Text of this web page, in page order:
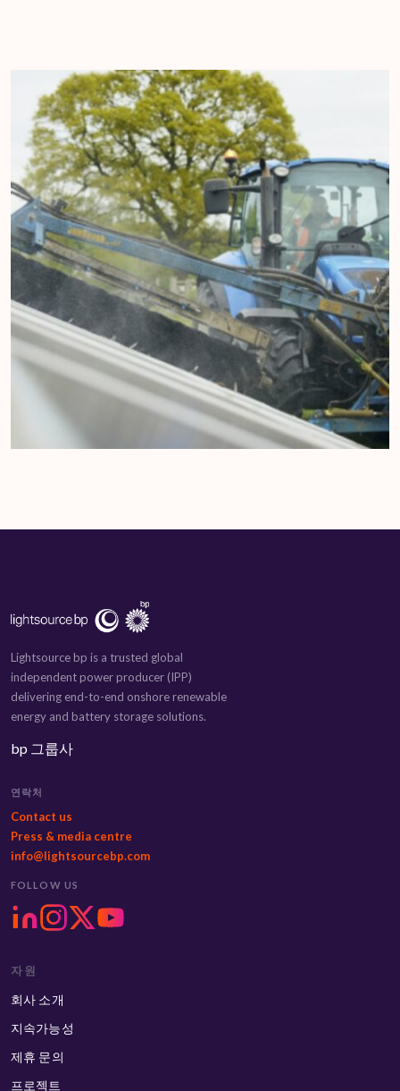
Lightsource bp is a trusted global
independent power producer (IPP)
delivering end-to-end onshore renewable
energy and battery storage solutions.
bp 그룹사
연락처
Contact us
Press & media centre
info@lightsourcebp.com
FOLLOW US
자원
회사 소개
지속가능성
제휴 문의
프로젝트